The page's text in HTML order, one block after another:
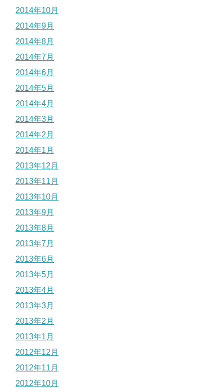
2014年10月
2014年9月
2014年8月
2014年7月
2014年6月
2014年5月
2014年4月
2014年3月
2014年2月
2014年1月
2013年12月
2013年11月
2013年10月
2013年9月
2013年8月
2013年7月
2013年6月
2013年5月
2013年4月
2013年3月
2013年2月
2013年1月
2012年12月
2012年11月
2012年10月